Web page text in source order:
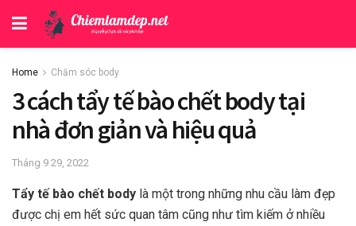
Home Chăm sóc body
3 cách tẩy tế bào chết body tại
nhà đơn giản và hiệu quả
Tháng 9 29, 2022
Tẩy tế bào chết body là một trong những nhu cầu làm đẹp
được chị em hết sức quan tâm cũng như tìm kiếm ở nhiều